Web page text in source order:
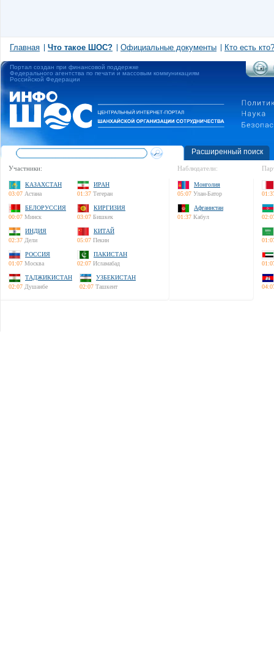
Главная Что такое ШОС? Официальные документы Кто есть кто?
Портал создан при финансовой поддержке
Федерального агентства по печати и массовым коммуникациям
Российской Федерации
Расширенный поиск
Участники:
КАЗАХСТАН
03:07 Астана
ИРАН
01:37 Тегеран
БЕЛОРУССИЯ
00:07 Минск
КИРГИЗИЯ
03:07 Бишкек
ИНДИЯ
02:37 Дели
КИТАЙ
05:07 Пекин
РОССИЯ
01:07 Москва
ПАКИСТАН
02:07 Исламабад
ТАДЖИКИСТАН
02:07 Душанбе
УЗБЕКИСТАН
02:07 Ташкент
Наблюдатели:
Монголия
05:07 Улан-Батор
Афганистан
01:37 Кабул